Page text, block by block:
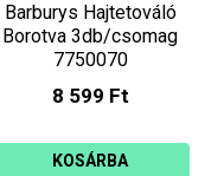
Barburys Hajtetováló
Borotva 3db/csomag
7750070
8 599 Ft
KOSÁRBA